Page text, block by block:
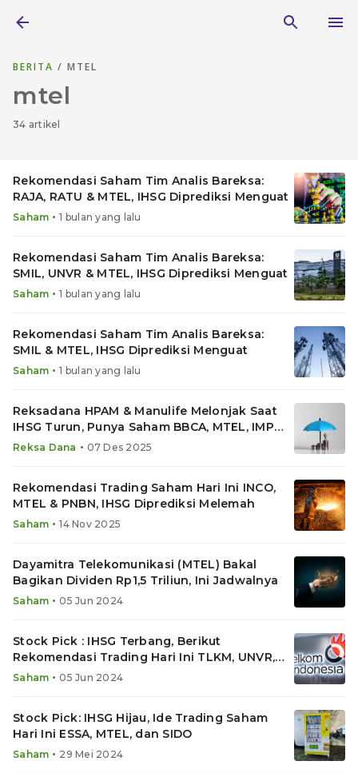
BERITA / MTEL
mtel
34 artikel
Rekomendasi Saham Tim Analis Bareksa:
RAJA, RATU & MTEL, IHSG Diprediksi Menguat
Saham • 1 bulan yang lalu
Rekomendasi Saham Tim Analis Bareksa:
SMIL, UNVR & MTEL, IHSG Diprediksi Menguat
Saham • 1 bulan yang lalu
Rekomendasi Saham Tim Analis Bareksa:
SMIL & MTEL, IHSG Diprediksi Menguat
Saham • 1 bulan yang lalu
Reksadana HPAM & Manulife Melonjak Saat
IHSG Turun, Punya Saham BBCA, MTEL, IMPC,
TLKM, TMAS
Reksa Dana • 07 Des 2025
Rekomendasi Trading Saham Hari Ini INCO,
MTEL & PNBN, IHSG Diprediksi Melemah
Saham • 14 Nov 2025
Dayamitra Telekomunikasi (MTEL) Bakal
Bagikan Dividen Rp1,5 Triliun, Ini Jadwalnya
Saham • 05 Jun 2024
Stock Pick : IHSG Terbang, Berikut
Rekomendasi Trading Hari Ini TLKM, UNVR,
dan MTEL
Saham • 05 Jun 2024
Stock Pick: IHSG Hijau, Ide Trading Saham
Hari Ini ESSA, MTEL, dan SIDO
Saham • 29 Mei 2024